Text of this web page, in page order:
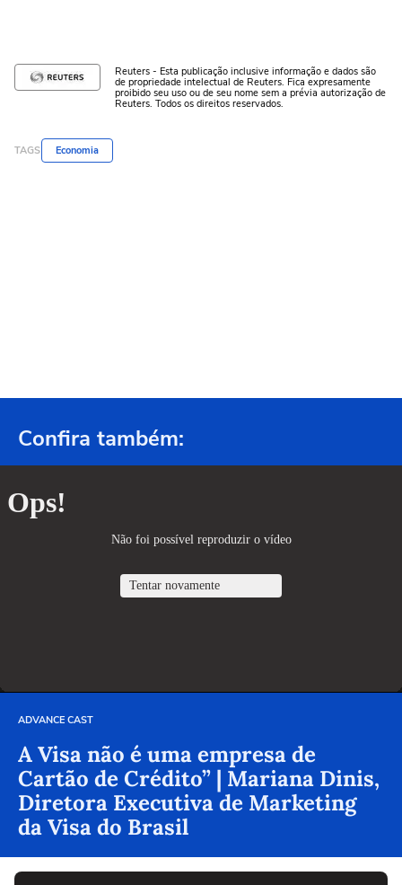
Reuters - Esta publicação inclusive informação e dados são
de propriedade intelectual de Reuters. Fica expresamente
proibido seu uso ou de seu nome sem a prévia autorização de
Reuters. Todos os direitos reservados.
TAGS Economia
Confira também:
ADVANCE CAST
A Visa não é uma empresa de
Cartão de Crédito” | Mariana Dinis,
Diretora Executiva de Marketing
da Visa do Brasil